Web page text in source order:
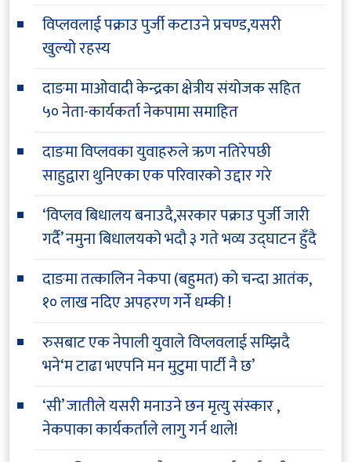
विप्लवलाई पक्राउ पुर्जी कटाउने प्रचण्ड,यसरी
खुल्यो रहस्य
दाङमा माओवादी केन्द्रका क्षेत्रीय संयोजक सहित
५० नेता-कार्यकर्ता नेकपामा समाहित
दाङमा विप्लवका युवाहरुले ऋण नतिरेपछी
साहुद्वारा थुनिएका एक परिवारको उद्दार गरे
‘विप्लव बिधालय बनाउदै,सरकार पक्राउ पुर्जी जारी
गर्दै’ नमुना बिधालयको भदौ ३ गते भव्य उद्घाटन हुँदै
दाङमा तत्कालिन नेकपा (बहुमत) को चन्दा आतंक,
१० लाख नदिए अपहरण गर्ने धम्की !
रुसबाट एक नेपाली युवाले विप्लवलाई सम्झिदै
भने‘म टाढा भएपनि मन मुटुमा पार्टी नै छ’
‘सी’ जातीले यसरी मनाउने छन मृत्यु संस्कार ,
नेकपाका कार्यकर्ताले लागु गर्न थाले!